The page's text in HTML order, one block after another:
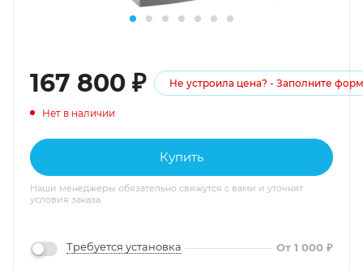
167 800 ₽ Не устроила цена? - Заполните
Нет в наличии
Купить
Наши менеджеры обязательно свяжутся с вами и уточнят
условия заказа
Требуется установка От 1 000 ₽